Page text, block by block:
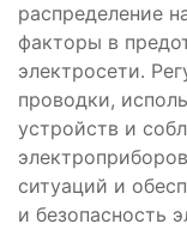
распределение
факторы в
электросети.
проводки,
устройств и
ситуаций и
и безопасность